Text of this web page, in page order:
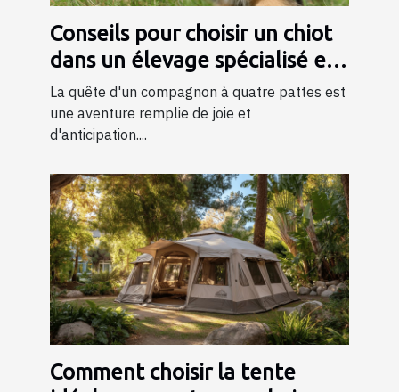
Conseils pour choisir un chiot
dans un élevage spécialisé en
bergers
La quête d'un compagnon à quatre pattes est
une aventure remplie de joie et
d'anticipation....
Comment choisir la tente